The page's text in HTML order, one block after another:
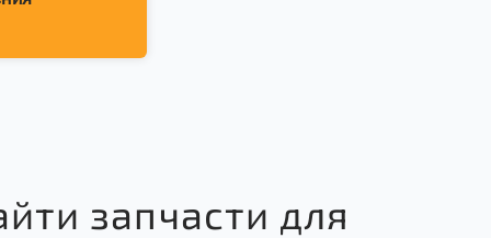
запчасти для